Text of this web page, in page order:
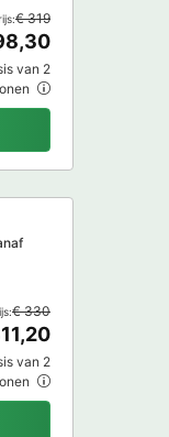
€ 319
van 2
€ 330
van 2